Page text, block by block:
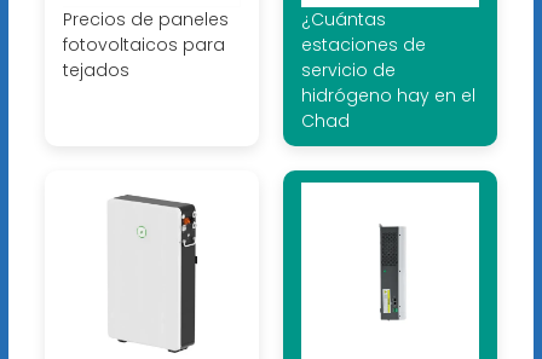
Precios de paneles
fotovoltaicos para
tejados
¿Cuántas
estaciones de
servicio de
hidrógeno hay en el
Chad